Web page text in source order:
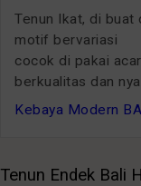
Tenun Ikat, di buat
motif bervariasi
cocok di pakai
berkualitas dan
Kebaya Modern
Tenun Endek Bali